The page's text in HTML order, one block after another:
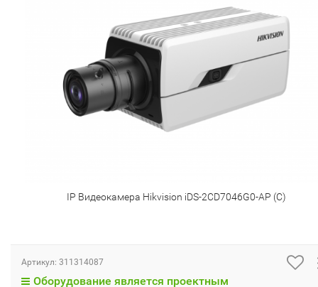
IP Видеокамера Hikvision iDS-2CD7046G0-AP (C)
Артикул: 311314087
Оборудование является проектным